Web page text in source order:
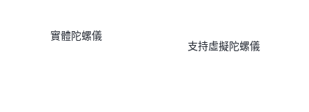
實體陀螺儀
支持虛擬陀螺儀